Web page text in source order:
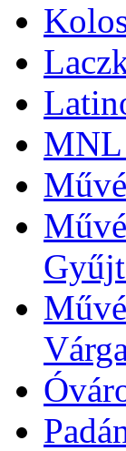
MNL